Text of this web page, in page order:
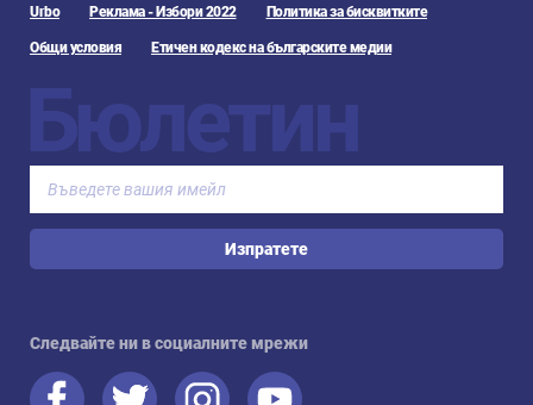
Urbo Реклама - Избори 2022 Политика за бисквитките
Общи условия Етичен кодекс на българските медии
Бюлетин
Изпратете
Следвайте ни в социалните мрежи